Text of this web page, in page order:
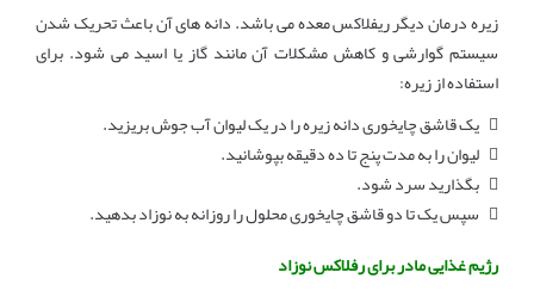
زیره درمان دیگر ریفلاکس معده می باشد. دانه های آن باعث تحریک شدن
سیستم گوارشی و کاهش مشکلات آن مانند گاز یا اسید می شود. برای
استفاده از زیره:
 یک قاشق چایخوری دانه زیره را در یک لیوان آب جوش بریزید.
 لیوان را به مدت پنج تا ده دقیقه بپوشانید.
 بگذارید سرد شود.
 سپس یک تا دو قاشق چایخوری محلول را روزانه به نوزاد بدهید.
رژیم غذایی مادر برای رفلاکس نوزاد